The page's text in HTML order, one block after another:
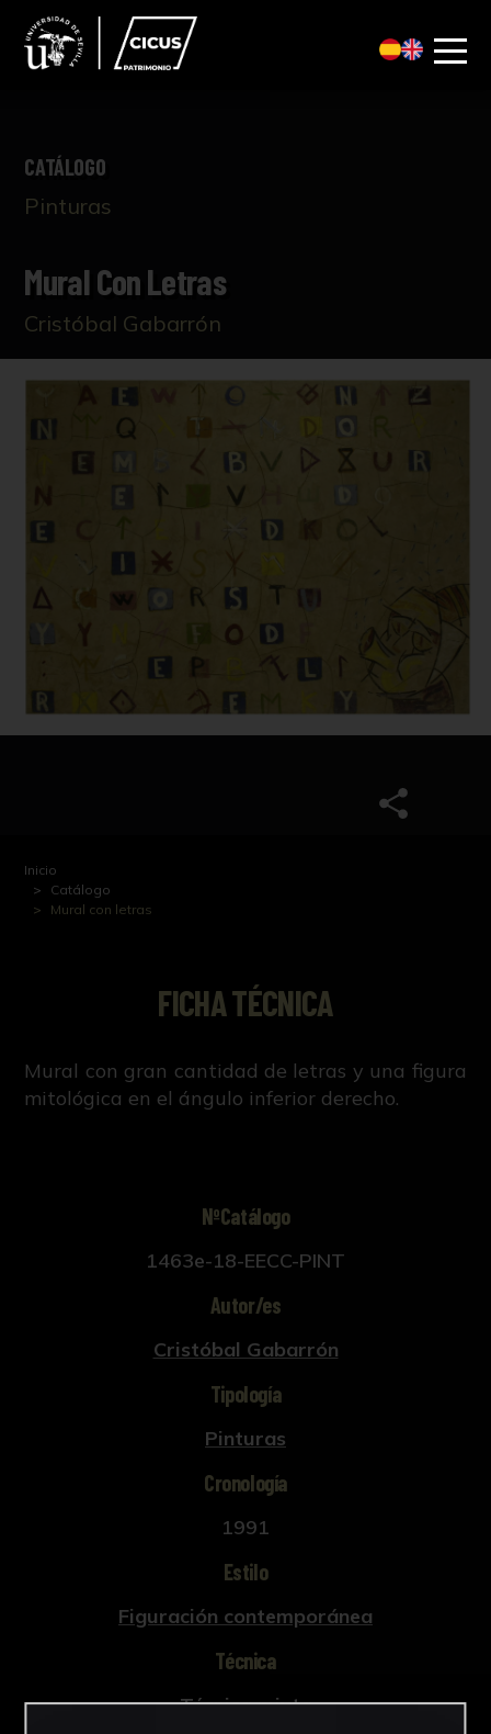
CATÁLOGO
Pinturas
Mural Con Letras
Cristóbal Gabarrón
Inicio
Catálogo
Mural con letras
FICHA TÉCNICA
Mural con gran cantidad de letras y una figura
mitológica en el ángulo inferior derecho.
NºCatálogo
1463e-18-EECC-PINT
Autor/es
Cristóbal Gabarrón
Tipología
Pinturas
Cronología
1991
Estilo
Figuración contemporánea
Técnica
Técnica mixta